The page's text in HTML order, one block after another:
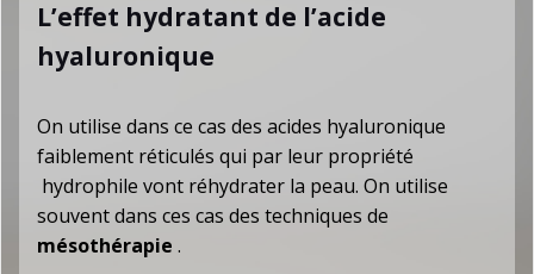
L’effet hydratant de l’acide
hyaluronique
On utilise dans ce cas des acides hyaluronique
faiblement réticulés qui par leur propriété
hydrophile vont réhydrater la peau. On utilise
souvent dans ces cas des techniques de
mésothérapie .